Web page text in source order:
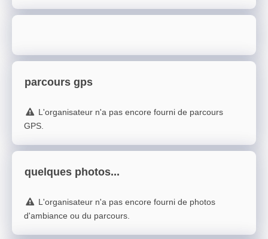
parcours gps
L'organisateur n'a pas encore fourni de parcours
GPS.
quelques photos...
L'organisateur n'a pas encore fourni de photos
d'ambiance ou du parcours.